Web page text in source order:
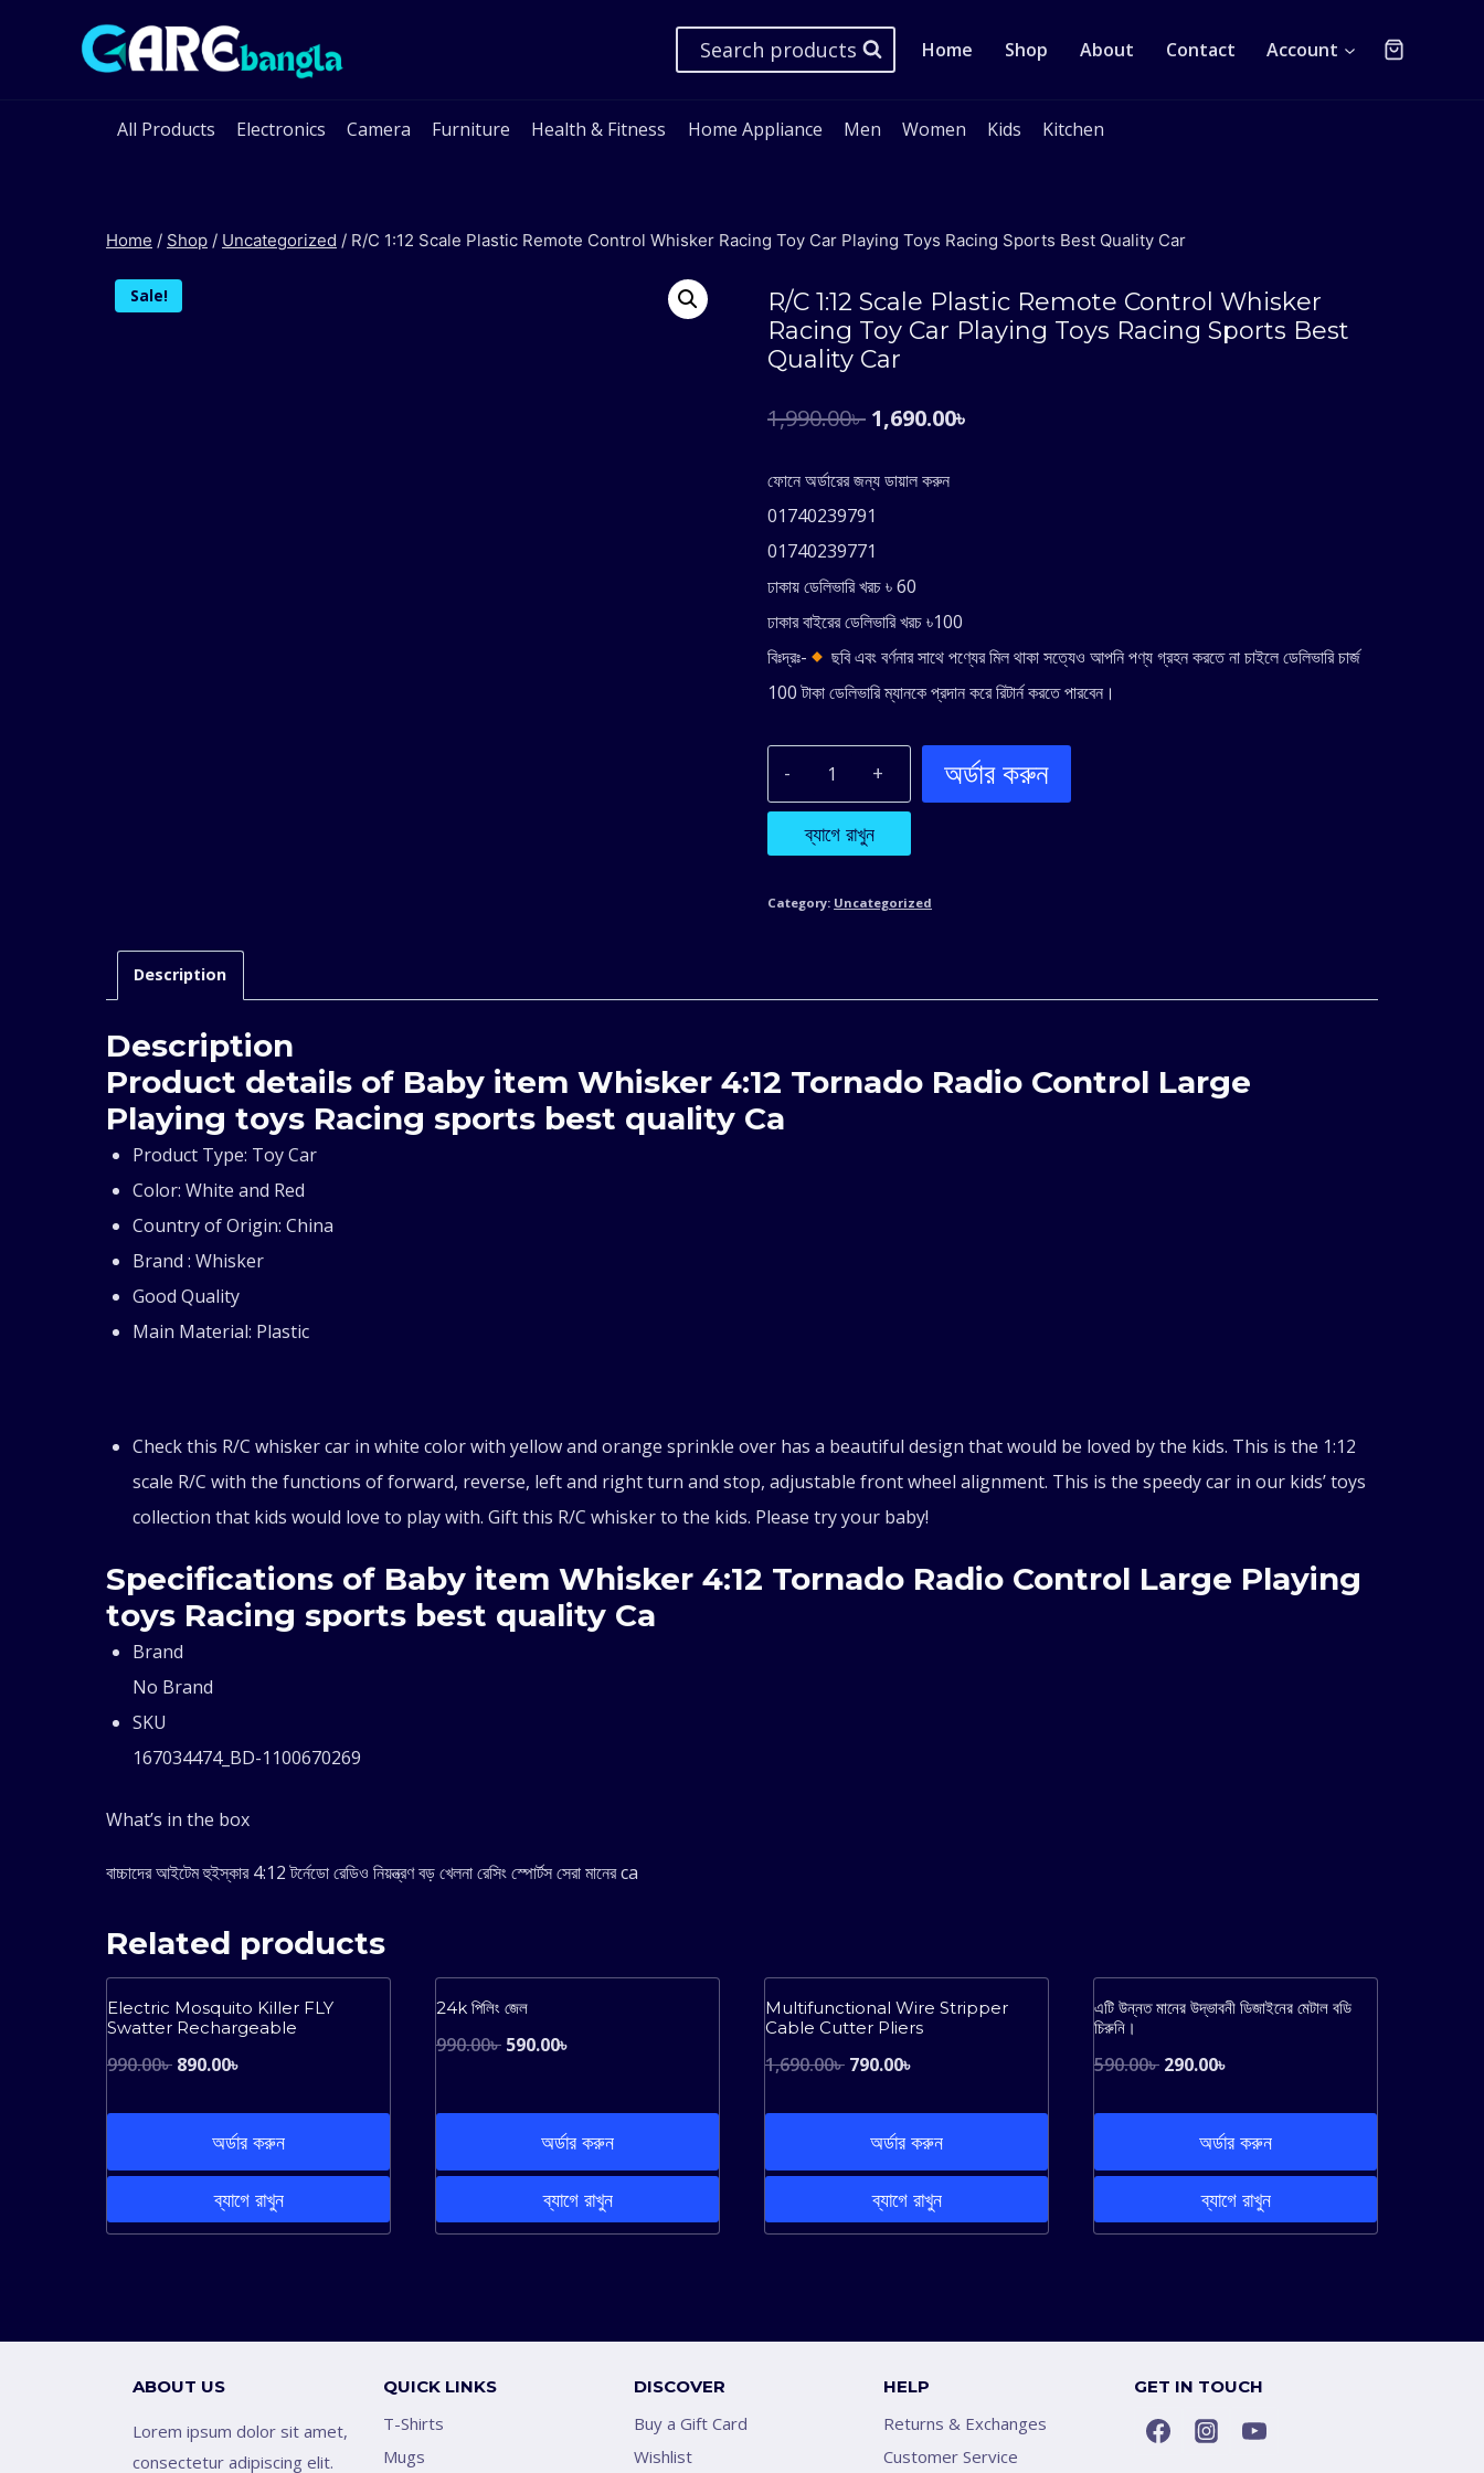
Search products Home Shop About Contact Account
All Products Electronics Camera Furniture Health & Fitness Home Appliance Men Women Kids Kitchen
Home / Shop / Uncategorized / R/C 1:12 Scale Plastic Remote Control Whisker Racing Toy Car Playing Toys Racing Sports Best Quality Car
Sale!
R/C 1:12 Scale Plastic Remote Control Whisker
Racing Toy Car Playing Toys Racing Sports Best
Quality Car
1,990.00৳ Original
was:
1,990.00৳ .
1,690.00৳
ফোনে অর্ডারের জন্য ডায়াল করুন
01740239791
01740239771
ঢাকায় ডেলিভারি খরচ ৳ 60
ঢাকার বাইরের ডেলিভারি খরচ ৳100
বিঃদ্রঃ-
ছবি এবং বর্ণনার সাথে পণ্যের মিল থাকা সত্যেও আপনি পণ্য গ্রহন করতে না চাইলে ডেলিভারি চার্জ
100 টাকা ডেলিভারি ম্যানকে প্রদান করে রিটার্ন করতে পারবেন।
R/C
1:12
Remote
Racing
Sports
ব্যাগে রাখুন
অর্ডার করুন
Category: Uncategorized
Description
Description
Product details of Baby item Whisker 4:12 Tornado Radio Control Large
Playing toys Racing sports best quality Ca
Product Type: Toy Car
Color: White and Red
Country of Origin: China
Brand : Whisker
Good Quality
Main Material: Plastic
Check this R/C whisker car in white color with yellow and orange sprinkle over has a beautiful design that would be loved by the kids. This is the 1:12
scale R/C with the functions of forward, reverse, left and right turn and stop, adjustable front wheel alignment. This is the speedy car in our kids’ toys
collection that kids would love to play with. Gift this R/C whisker to the kids. Please try your baby!
Specifications of Baby item Whisker 4:12 Tornado Radio Control Large Playing
toys Racing sports best quality Ca
Brand
No Brand
SKU
167034474_BD-1100670269
What’s in the box
বাচ্চাদের আইটেম হুইস্কার 4:12 টর্নেডো রেডিও নিয়ন্ত্রণ বড় খেলনা রেসিং স্পোর্টস সেরা মানের ca
Related products
Sale!
Electric Mosquito Killer FLY
Swatter Rechargeable
990.00৳ Original
was:
990.00৳ .
890.00৳
is:
890.00৳ .
অর্ডার করুন
ব্যাগে রাখুন
24k পিলিং জেল
990.00৳ Original
was:
990.00৳ .
590.00৳
is:
590.00৳ .
অর্ডার করুন
ব্যাগে রাখুন
Sale!
Multifunctional Wire Stripper
Cable Cutter Pliers
1,690.00৳ Original
was:
1,690.00৳ .
790.00৳
is:
790.00৳ .
অর্ডার করুন
ব্যাগে রাখুন
Sale!
এটি উন্নত মানের উদ্ভাবনী ডিজাইনের মেটাল বডি
চিরুনি।
590.00৳ Original
was:
590.00৳ .
290.00৳
is:
290.00৳ .
অর্ডার করুন
ব্যাগে রাখুন
ABOUT US
Lorem ipsum dolor sit amet,
consectetur adipiscing elit.
QUICK LINKS
T-Shirts
Mugs
DISCOVER
Buy a Gift Card
Wishlist
HELP
Returns & Exchanges
Customer Service
GET IN TOUCH